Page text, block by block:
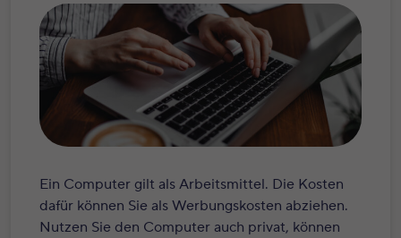
Ein Computer gilt als Arbeitsmittel. Die Kosten
dafür können Sie als Werbungskosten abziehen.
Nutzen Sie den Computer auch privat, können